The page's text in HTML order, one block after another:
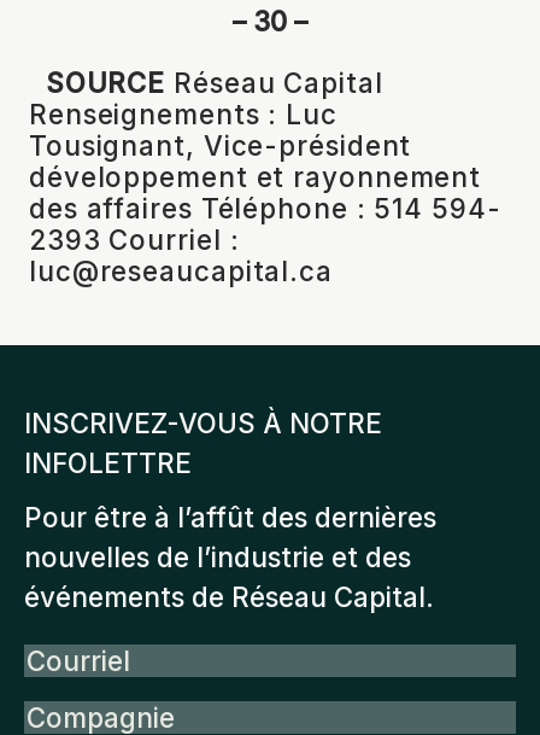
– 30 –
SOURCE Réseau Capital
Renseignements : Luc
Tousignant, Vice-président
développement et rayonnement
des affaires Téléphone : 514 594-
2393 Courriel :
luc@reseaucapital.ca
INSCRIVEZ-VOUS À NOTRE
INFOLETTRE
Pour être à l’affût des dernières
nouvelles de l’industrie et des
événements de Réseau Capital.
Courriel
Compagnie